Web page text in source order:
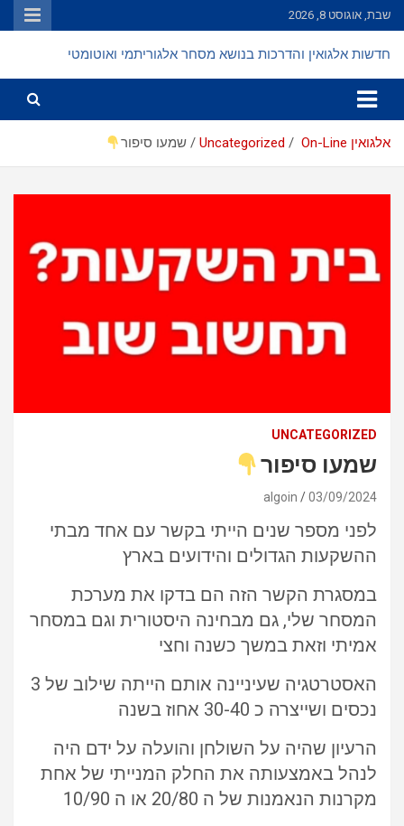
Skip
to
שבת, אוגוסט 8, 2026
חדשות אלגואין והדרכות בנושא מסחר אלגוריתמי ואוטומטי
אלגואין On-Line Uncategorized שמעו סיפור
UNCATEGORIZED
שמעו סיפור
03/09/2024
algoin
לפני מספר שנים הייתי בקשר עם אחד מבתי
ההשקעות הגדולים והידועים בארץ
במסגרת הקשר הזה הם בדקו את מערכת
המסחר שלי, גם מבחינה היסטורית וגם במסחר
אמיתי וזאת במשך כשנה וחצי
האסטרטגיה שעיניינה אותם הייתה שילוב של 3
נכסים ושייצרה כ 30-40 אחוז בשנה
הרעיון שהיה על השולחן והועלה על ידם היה
לנהל באמצעותה את החלק המנייתי של אחת
מקרנות הנאמנות של ה 20/80 או ה 10/90